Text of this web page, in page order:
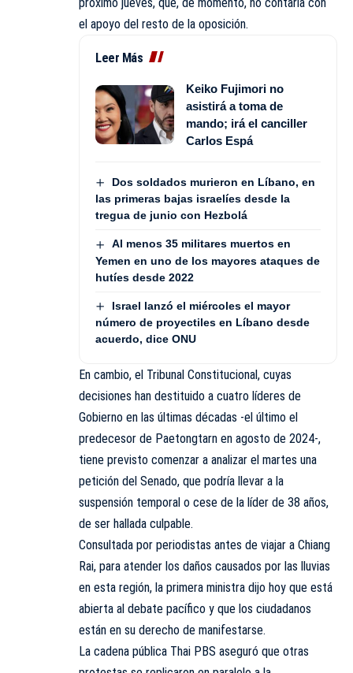
el apoyo del resto de la oposición.
Leer Más
Keiko Fujimori no
asistirá a toma de
mando; irá el canciller
Carlos Espá
Dos soldados murieron en Líbano, en
las primeras bajas israelíes desde la
tregua de junio con Hezbolá
Al menos 35 militares muertos en
Yemen en uno de los mayores ataques de
hutíes desde 2022
Israel lanzó el miércoles el mayor
número de proyectiles en Líbano desde
acuerdo, dice ONU
En cambio, el Tribunal Constitucional, cuyas
decisiones han destituido a cuatro líderes de
Gobierno en las últimas décadas -el último el
predecesor de Paetongtarn en agosto de 2024-,
tiene previsto comenzar a analizar el martes una
petición del Senado, que podría llevar a la
suspensión temporal o cese de la líder de 38 años,
de ser hallada culpable.
Consultada por periodistas antes de viajar a Chiang
Rai, para atender los daños causados por las lluvias
en esta región, la primera ministra dijo hoy que está
abierta al debate pacífico y que los ciudadanos
están en su derecho de manifestarse.
La cadena pública Thai PBS aseguró que otras